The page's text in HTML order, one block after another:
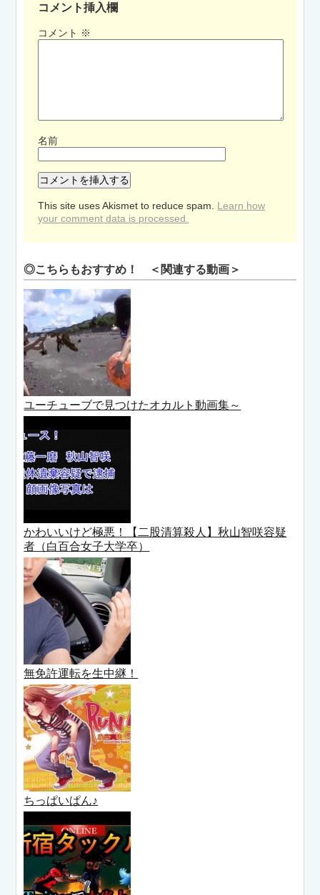
コメント挿入欄
コメント ※
名前
This site uses Akismet to reduce spam. Learn how
your comment data is processed.
◎こちらもおすすめ！ ＜関連する動画＞
ユーチューブで見つけたオカルト動画集～
かわいいけど極悪！【二股清算殺人】秋山智咲容疑
者（白百合女子大学卒）
無免許運転を生中継！
ちっぱいぱん♪